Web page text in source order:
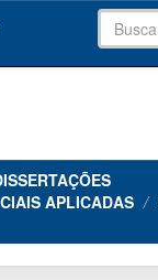
APLICADAS